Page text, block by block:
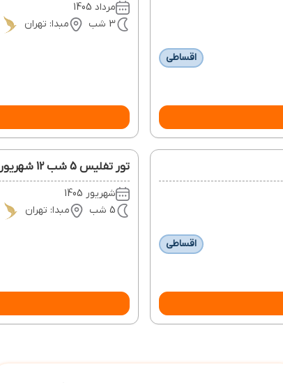
اقساطی
مرداد 1405
3 شب
مبدا: تهران
اقساطی
تور تفلیس 5 شب 12 شهریور
شهریور 1405
5 شب
مبدا: تهران